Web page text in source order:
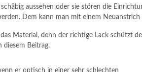
aussehen oder sie stören die
Dem kann man mit einem Neuanstrich
Material, denn der richtige Lack schützt
diesem Beitrag.
er optisch in einer sehr schlechten